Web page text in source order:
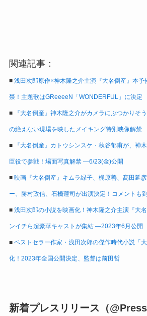
関連記事：
■ 浅田次郎原作×神木隆之介主演『大名倒産』本予
禁！主題歌はGReeeeN「WONDERFUL」に決定
■ 『大名倒産』神木隆之介がカメラにぶつかりそ
の絶えない現場を映したメイキング特別映像解禁
■ 『大名倒産』カトウシンスケ・秋谷郁甫が、神
臣役で参戦！場面写真解禁 ―6/23(金)公開
■ 映画『大名倒産』キムラ緑子、梶原善、髙田延
ー、勝村政信、石橋蓮司が出演決定！コメントも
■ 浅田次郎の小説を映画化！神木隆之介主演『大
ンイチら超豪華キャストが集結 ―2023年6月公開
■ ベストセラー作家・浅田次郎の傑作時代小説「
化！2023年全国公開決定、監督は前田哲
新着プレスリリース（@Press